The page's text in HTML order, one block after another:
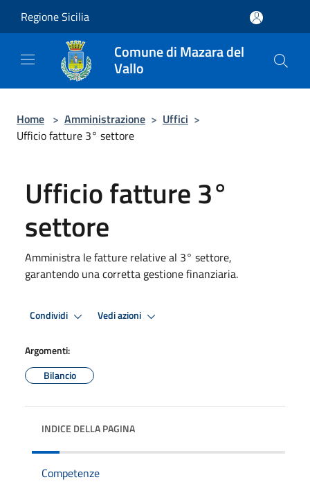
Regione Sicilia
Comune di Mazara del
Vallo
Home > Amministrazione > Uffici >
Ufficio fatture 3° settore
Ufficio fatture 3°
settore
Amministra le fatture relative al 3° settore,
garantendo una corretta gestione finanziaria.
Condividi Vedi azioni
Argomenti:
Bilancio
INDICE DELLA PAGINA
Competenze